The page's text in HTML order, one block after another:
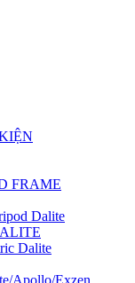
FRAME
Dalite
Dalite
Apollo/Exzen